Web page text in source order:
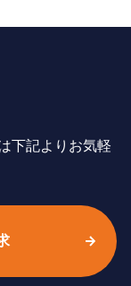
下記よりお気軽